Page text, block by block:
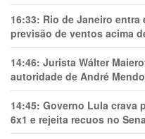
16:33: Rio de Janeiro entra
previsão de ventos acima
14:46: Jurista Wálter
autoridade de André
14:45: Governo Lula crava
6x1 e rejeita recuos no